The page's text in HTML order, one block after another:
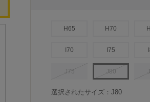
H65 H70
I70 I75
J75 J80
選択されたサイズ：J80